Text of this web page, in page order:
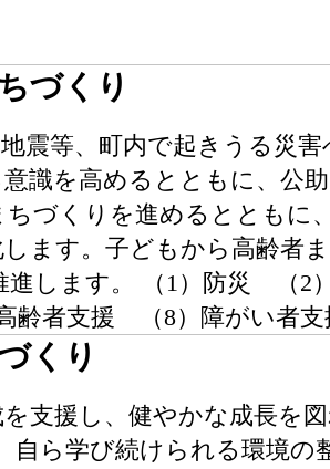
づくり
震等、町内で起きうる災
識を高めるとともに、公
づくりを進めるとともに
ます。子どもから高齢者
進します。 （1）防災
齢者支援 （8）障がい者支
くり
支援し、健やかな成長を
ら学び続けられる環境